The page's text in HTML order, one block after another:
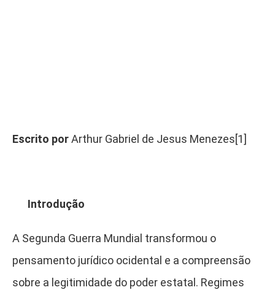
Escrito porArthur Gabriel de Jesus Menezes[1]
Introdução
A Segunda Guerra Mundial transformou o
pensamento jurídico ocidental e a compreensão
sobre a legitimidade do poder estatal. Regimes